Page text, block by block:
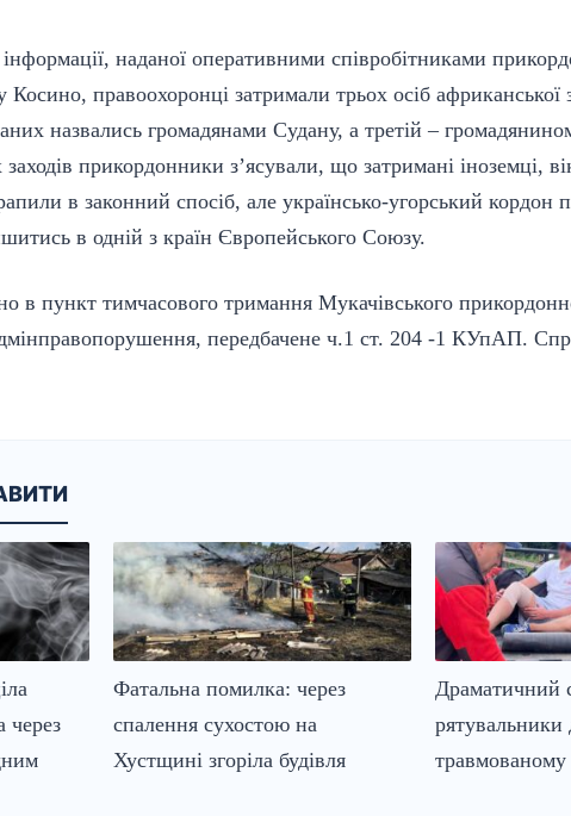
наданої оперативними співробітниками
Косино, правоохоронці затримали трьох осіб африканської
назвались громадянами Судану, а третій –
прикордонники з’ясували, що затримані іноземці,
в законний спосіб, але українсько-угорський кордон
в одній з країн Європейського Союзу.
в пункт тимчасового тримання Мукачівського
передбачене ч.1 ст. 204 -1 КУпАП.
через
Фатальна помилка: через
спалення сухостою на
Хустщині згоріла будівля
Драматичний
рятувальники
травмованому